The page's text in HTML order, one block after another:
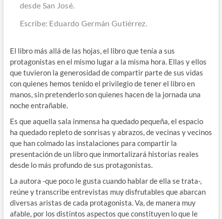
desde San José.
Escribe: Eduardo Germán Gutiérrez.
El libro más allá de las hojas, el libro que tenía a sus
protagonistas en el mismo lugar a la misma hora. Ellas y ellos
que tuvieron la generosidad de compartir parte de sus vidas
con quienes hemos tenido el privilegio de tener el libro en
manos, sin pretenderlo son quienes hacen de la jornada una
noche entrañable.
Es que aquella sala inmensa ha quedado pequeña, el espacio
ha quedado repleto de sonrisas y abrazos, de vecinas y vecinos
que han colmado las instalaciones para compartir la
presentación de un libro que inmortalizará historias reales
desde lo más profundo de sus protagonistas.
La autora -que poco le gusta cuando hablar de ella se trata-,
reúne y transcribe entrevistas muy disfrutables que abarcan
diversas aristas de cada protagonista. Va, de manera muy
afable, por los distintos aspectos que constituyen lo que le